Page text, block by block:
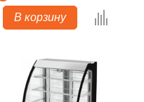
В корзину